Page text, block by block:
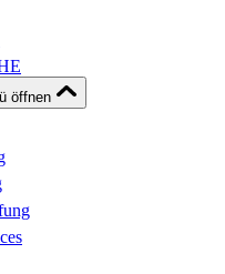
öffnen